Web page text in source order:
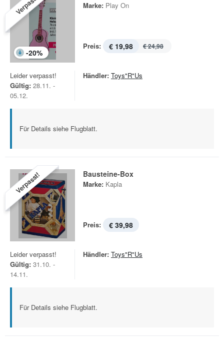
-20%
Marke: Play On
Preis: € 19,98 € 24,98
Leider verpasst!
Gültig: 28.11. -
05.12.
Händler: Toys"R"Us
Für Details siehe Flugblatt.
Verpasst! Bausteine-Box
Marke: Kapla
Preis: € 39,98
Leider verpasst!
Gültig: 31.10. -
14.11.
Händler: Toys"R"Us
Für Details siehe Flugblatt.